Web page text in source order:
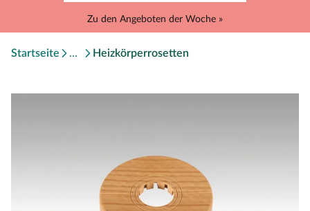
Zu den Angeboten der Woche »
Startseite Heizkörperrosetten